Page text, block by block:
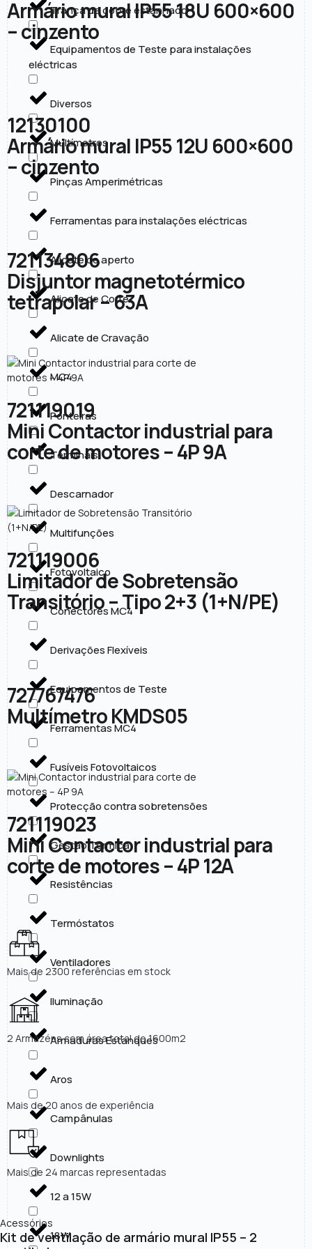
Trança de cobre estanhado
Equipamentos de Teste para instalações
eléctricas
Diversos
Multímetros
Pinças Amperimétricas
Ferramentas para instalações eléctricas
Alicate de aperto
Alicate de Corte
Alicate de Cravação
MC4
Ponteiras
Terminais
Descarnador
Multifunções
Fotovoltaico
Conectores MC4
Derivações Flexíveis
Equipamentos de Teste
Ferramentas MC4
Fusíveis Fotovoltaicos
Protecção contra sobretensões
Gestão Térmica
Resistências
Termóstatos
Ventiladores
Iluminação
Armaduras Estanques
Aros
Campânulas
Downlights
12 a 15W
18W
Armário mural IP55 18U 600×600
– cinzento
12130100
Armário mural IP55 12U 600×600
– cinzento
721134806
Disjuntor magnetotérmico
tetrapolar – 63A
721119019
Mini Contactor industrial para
corte de motores – 4P 9A
721119006
Limitador de Sobretensão
Transitório – Tipo 2+3 (1+N/PE)
727767476
Multímetro KMDS05
721119023
Mini Contactor industrial para
corte de motores – 4P 12A
Mais de 2300 referências em stock
2 Armazéns com área total de 1600m2
Mais de 20 anos de experiência
Mais de 24 marcas representadas
Acessórios
Kit de ventilação de armário mural IP55 – 2